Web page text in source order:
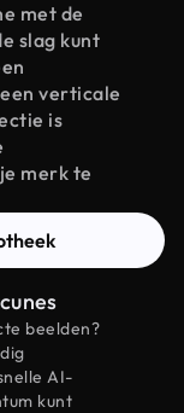
met de
slag kunt
verticale
is
merk te
beelden?
AI-
kunt